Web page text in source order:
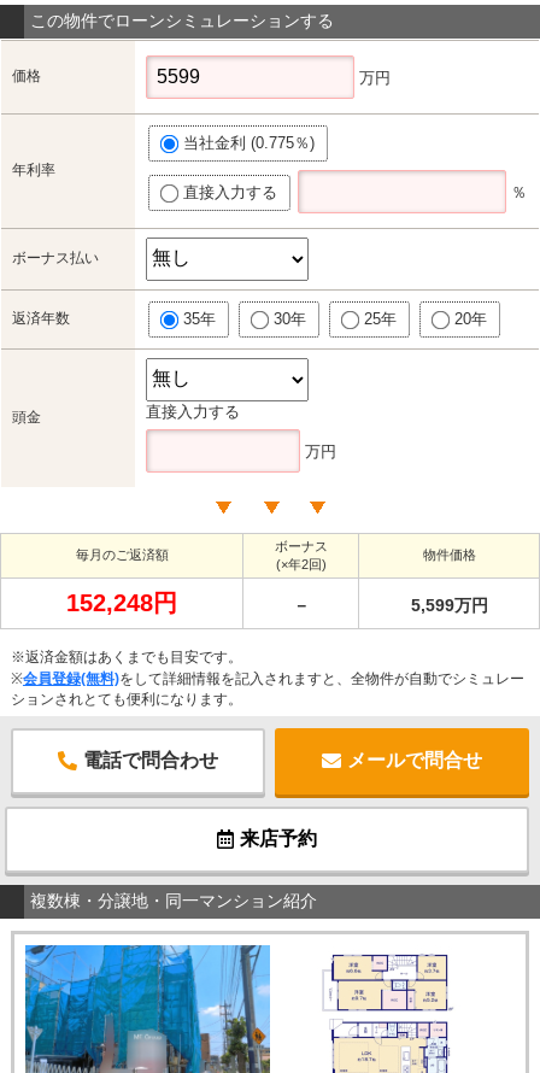
この物件でローンシミュレーションする
価格 万円
年利率
当社金利 (0.775％)
直接入力する ％
ボーナス払い
返済年数 35年 30年 25年 20年
頭金 直接入力する
万円
毎月のご返済額
ボーナス
(×年2回)
物件価格
152,248円 － 5,599万円
※返済金額はあくまでも目安です。
※会員登録(無料)をして詳細情報を記入されますと、全物件が自動でシミュレー
ションされとても便利になります。
電話で問合わせ メールで問合せ
来店予約
複数棟・分譲地・同一マンション紹介